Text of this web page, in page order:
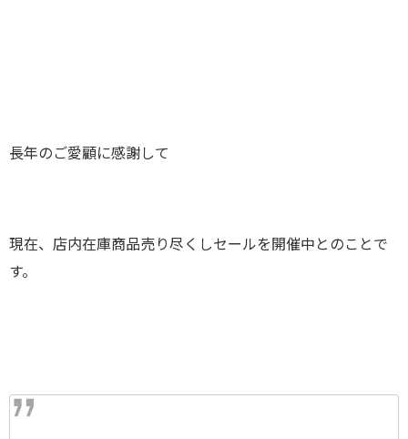
長年のご愛顧に感謝して
現在、店内在庫商品売り尽くしセールを開催中とのことで
す。